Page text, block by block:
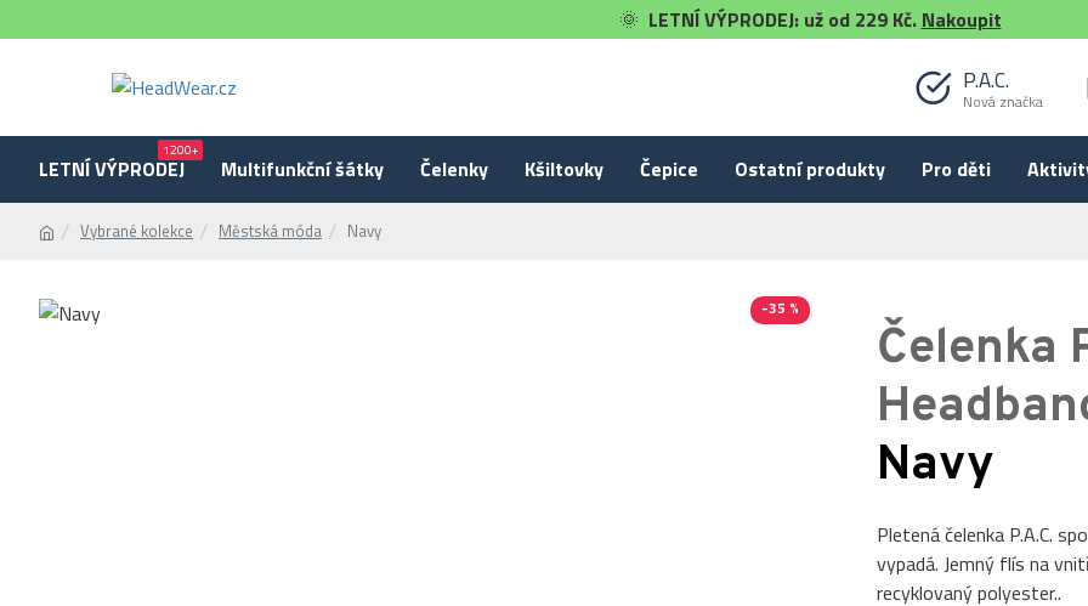
🌞 LETNÍ VÝPRODEJ: už od 229 Kč. Nakoupit
P.A.C.
Nová značka
LETNÍ VÝPRODEJ
1200+
Multifunkční šátky Čelenky Kšiltovky Čepice Ostatní produkty Pro děti
Vybrané kolekce Městská móda Navy
-35 %
Čelenka
Navy
Pletená čelenka P.A.C.
vypadá. Jemný flís na
recyklovaný polyester..